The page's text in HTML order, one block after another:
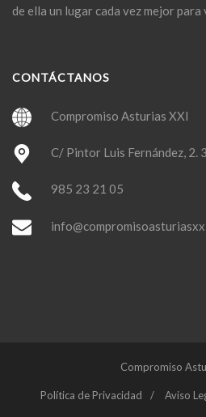
de ella un lugar cada vez mejor para
CONTÁCTANOS
Compromiso Asturias XXI
C/ Pintor Luis Fernández, 2.
985 23 21 05
Compromiso
Política de Privacidad Aviso